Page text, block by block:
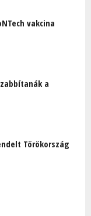
vakcina
a
Törökország